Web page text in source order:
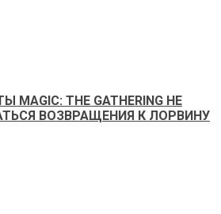
THE GATHERING НЕ
ВОЗВРАЩЕНИЯ К ЛОРВИНУ